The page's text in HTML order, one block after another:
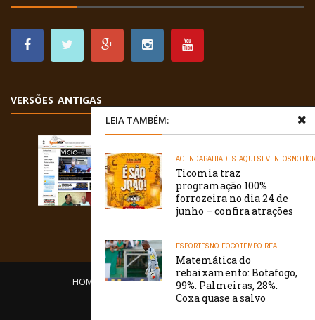
LEIA TAMBÉM:
AGENDABAHIADESTAQUESEVENTOS
Ticomia traz
programação 100%
forrozeira no dia 24 de
junho – confira atrações
ESPORTESNO FOCOTEMPO REAL
Matemática do
rebaixamento: Botafogo,
99%. Palmeiras, 28%.
Coxa quase a salvo
VERSÕES ANTIGAS
HOME EQUIPE O PORTAL CONTATO
/// WebtivaHOSTING